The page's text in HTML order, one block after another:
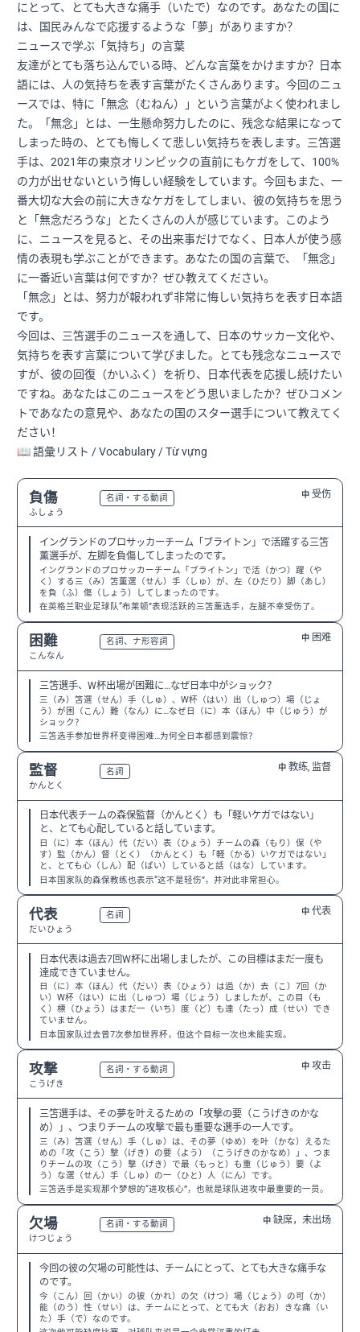
にとって、とても大きな痛手（いたで）なのです。あなたの国に
は、国民みんなで応援するような「夢」がありますか？
ニュースで学ぶ「気持ち」の言葉
友達がとても落ち込んでいる時、どんな言葉をかけますか？日本
語には、人の気持ちを表す言葉がたくさんあります。今回のニュ
ースでは、特に「無念（むねん）」という言葉がよく使われまし
た。「無念」とは、一生懸命努力したのに、残念な結果になって
しまった時の、とても悔しくて悲しい気持ちを表します。三笘選
手は、2021年の東京オリンピックの直前にもケガをして、100%
の力が出せないという悔しい経験をしています。今回もまた、一
番大切な大会の前に大きなケガをしてしまい、彼の気持ちを思う
と「無念だろうな」とたくさんの人が感じています。このよう
に、ニュースを見ると、その出来事だけでなく、日本人が使う感
情の表現も学ぶことができます。あなたの国の言葉で、「無念」
に一番近い言葉は何ですか？ぜひ教えてください。
「無念」とは、努力が報われず非常に悔しい気持ちを表す日本語
です。
今回は、三笘選手のニュースを通して、日本のサッカー文化や、
気持ちを表す言葉について学びました。とても残念なニュースで
すが、彼の回復（かいふく）を祈り、日本代表を応援し続けたい
ですね。あなたはこのニュースをどう思いましたか？ぜひコメン
トであなたの意見や、あなたの国のスター選手について教えてく
ださい！
📖 語彙リスト / Vocabulary / Từ vựng
負傷
ふしょう
名詞・する動詞 中 受伤
イングランドのプロサッカーチーム「ブライトン」で活躍する三笘
薫選手が、左脚を負傷してしまったのです。
イングランドのプロサッカーチーム「ブライトン」で活（かつ）躍（や
く）する三（み）笘薫選（せん）手（しゅ）が、左（ひだり）脚（あし）
を負（ふ）傷（しょう）してしまったのです。
在英格兰职业足球队“布莱顿”表现活跃的三笘薰选手，左腿不幸受伤了。
困難
こんなん
名詞、ナ形容詞 中 困难
三笘選手、W杯出場が困難に…なぜ日本中がショック？
三（み）笘選（せん）手（しゅ）、W杯（はい）出（しゅつ）場（じょ
う）が困（こん）難（なん）に…なぜ日（に）本（ほん）中（じゅう）が
ショック？
三笘选手参加世界杯变得困难…为何全日本都感到震惊？
監督
かんとく
名詞 中 教练, 监督
日本代表チームの森保監督（かんとく）も「軽いケガではない」
と、とても心配していると話しています。
日（に）本（ほん）代（だい）表（ひょう）チームの森（もり）保（や
す）監（かん）督（とく）（かんとく）も「軽（かる）いケガではない」
と、とても心（しん）配（ぱい）していると話（はな）しています。
日本国家队的森保教练也表示“这不是轻伤”，并对此非常担心。
代表
だいひょう
名詞 中 代表
日本代表は過去7回W杯に出場しましたが、この目標はまだ一度も
達成できていません。
日（に）本（ほん）代（だい）表（ひょう）は過（か）去（こ）7回（か
い）W杯（はい）に出（しゅつ）場（じょう）しましたが、この目（も
く）標（ひょう）はまだ一（いち）度（ど）も達（たっ）成（せい）でき
ていません。
日本国家队过去曾7次参加世界杯，但这个目标一次也未能实现。
攻撃
こうげき
名詞・する動詞 中 攻击
三笘選手は、その夢を叶えるための「攻撃の要（こうげきのかな
め）」、つまりチームの攻撃で最も重要な選手の一人です。
三（み）笘選（せん）手（しゅ）は、その夢（ゆめ）を叶（かな）えるた
めの「攻（こう）撃（げき）の要（よう）（こうげきのかなめ）」、つま
りチームの攻（こう）撃（げき）で最（もっと）も重（じゅう）要（よ
う）な選（せん）手（しゅ）の一（ひと）人（にん）です。
三笘选手是实现那个梦想的“进攻核心”，也就是球队进攻中最重要的一员。
欠場
けつじょう
名詞・する動詞 中 缺席，未出场
今回の彼の欠場の可能性は、チームにとって、とても大きな痛手な
のです。
今（こん）回（かい）の彼（かれ）の欠（けつ）場（じょう）の可（か）
能（のう）性（せい）は、チームにとって、とても大（おお）きな痛（い
た）手（で）なのです。